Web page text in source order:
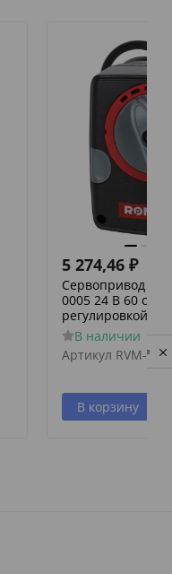
5 274,46 ₽
Сервопривод
0005 24 В 60
регулировкой по
В наличии
Артикул RVM-
В корзину
Privacy notice